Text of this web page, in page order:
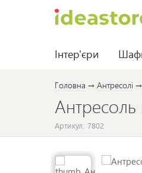
Інтер'єри
Головна Антресолі
Антресоль
Артикул: 7802